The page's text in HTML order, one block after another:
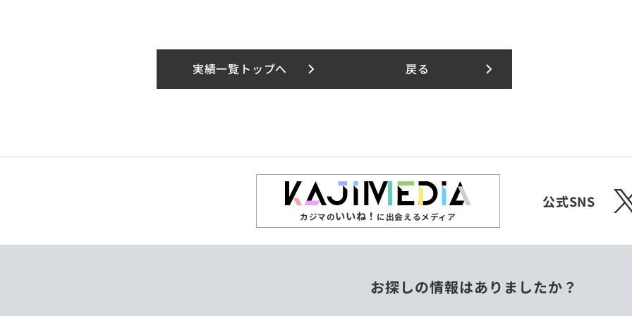
実績一覧トップへ 戻る
カジマのいいね！ に出会えるメディア
公式SNS X
お探しの情報はありましたか？